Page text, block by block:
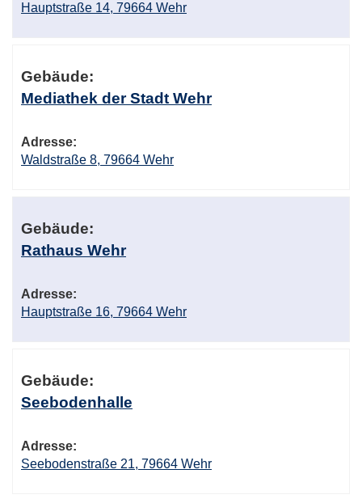
Hauptstraße 14, 79664 Wehr
Gebäude:
Mediathek der Stadt Wehr
Adresse:
Waldstraße 8, 79664 Wehr
Gebäude:
Rathaus Wehr
Adresse:
Hauptstraße 16, 79664 Wehr
Gebäude:
Seebodenhalle
Adresse:
Seebodenstraße 21, 79664 Wehr